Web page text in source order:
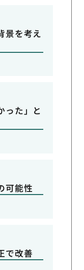
景を考え
った」と
可能性
で改善